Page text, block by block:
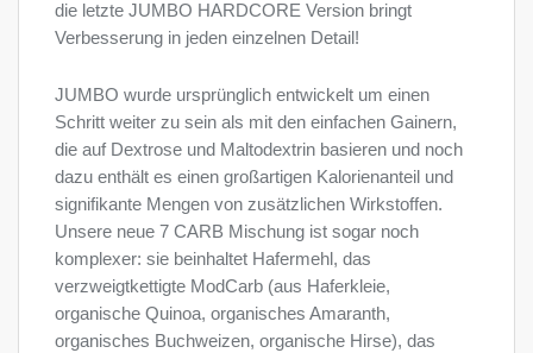
die letzte JUMBO HARDCORE Version bringt
Verbesserung in jeden einzelnen Detail!
JUMBO wurde ursprünglich entwickelt um einen
Schritt weiter zu sein als mit den einfachen Gainern,
die auf Dextrose und Maltodextrin basieren und noch
dazu enthält es einen großartigen Kalorienanteil und
signifikante Mengen von zusätzlichen Wirkstoffen.
Unsere neue 7 CARB Mischung ist sogar noch
komplexer: sie beinhaltet Hafermehl, das
verzweigtkettigte ModCarb (aus Haferkleie,
organische Quinoa, organisches Amaranth,
organisches Buchweizen, organische Hirse), das